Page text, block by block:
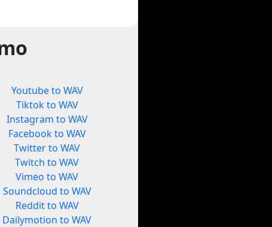
Youtube to WAV
Tiktok to WAV
Instagram to WAV
Facebook to WAV
Twitter to WAV
Twitch to WAV
Vimeo to WAV
Soundcloud to WAV
Reddit to WAV
Dailymotion to WAV